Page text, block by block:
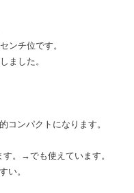
ンチ位です。
ました。
ンパクトになります。
。→でも使えています。
い。